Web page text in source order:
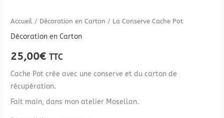
Accueil / Décoration en Carton / La Conserve Cache Pot
Décoration en Carton
25,00€ TTC
Cache Pot crée avec une conserve et du carton de
récupération.
Fait main, dans mon atelier Mosellan.